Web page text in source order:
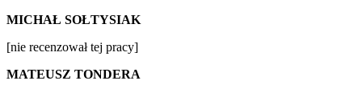
MICHAŁ SOŁTYSIAK
[nie recenzował tej pracy]
MATEUSZ TONDERA